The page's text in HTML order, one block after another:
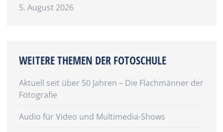
5. August 2026
WEITERE THEMEN DER FOTOSCHULE
Aktuell seit über 50 Jahren – Die Flachmänner der
Fotografie
Audio für Video und Multimedia-Shows